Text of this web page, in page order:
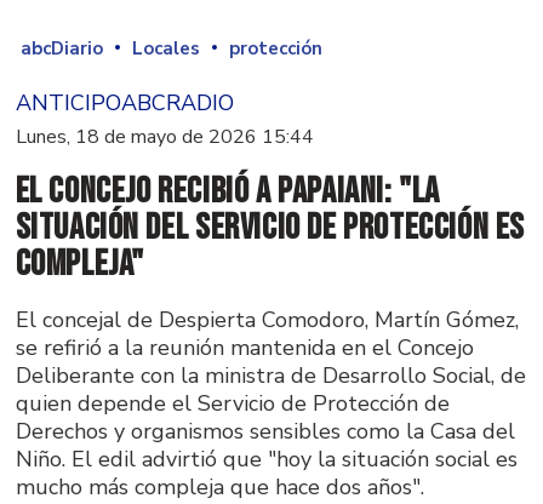
abcDiario Locales protección
ANTICIPOABCRADIO
Lunes, 18 de mayo de 2026 15:44
El Concejo recibió a Papaiani: "La
situación del Servicio de Protección es
compleja"
El concejal de Despierta Comodoro, Martín Gómez,
se refirió a la reunión mantenida en el Concejo
Deliberante con la ministra de Desarrollo Social, de
quien depende el Servicio de Protección de
Derechos y organismos sensibles como la Casa del
Niño. El edil advirtió que "hoy la situación social es
mucho más compleja que hace dos años".